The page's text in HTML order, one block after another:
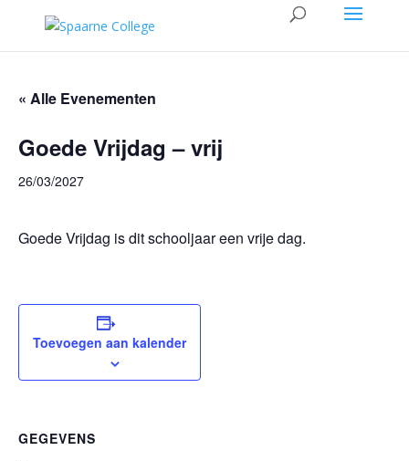
« Alle Evenementen
Goede Vrijdag – vrij
26/03/2027
Goede Vrijdag is dit schooljaar een vrije dag.
Toevoegen aan kalender
GEGEVENS